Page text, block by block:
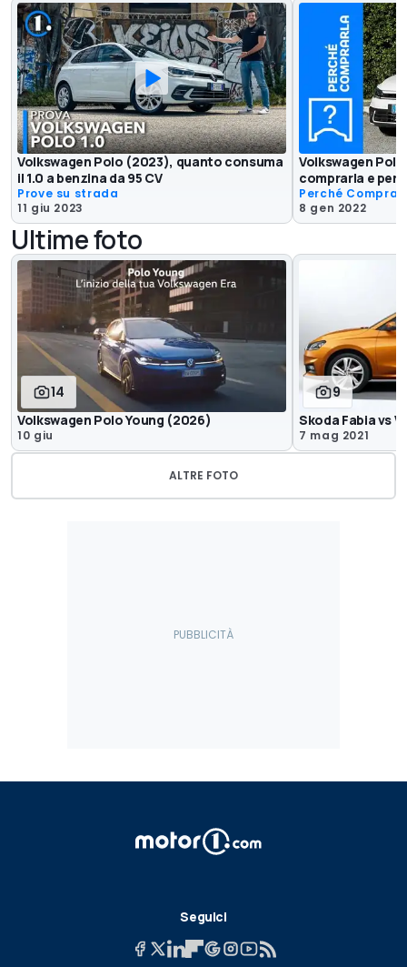
Volkswagen Polo (2023), quanto consuma
il 1.0 a benzina da 95 CV
Prove su strada
11 giu 2023
Volkswagen
comprarla e
Perché
8 gen 2022
Ultime foto
14
Volkswagen Polo Young (2026)
10 giu
9
Skoda Fabia vs
7 mag 2021
ALTRE FOTO
Seguici